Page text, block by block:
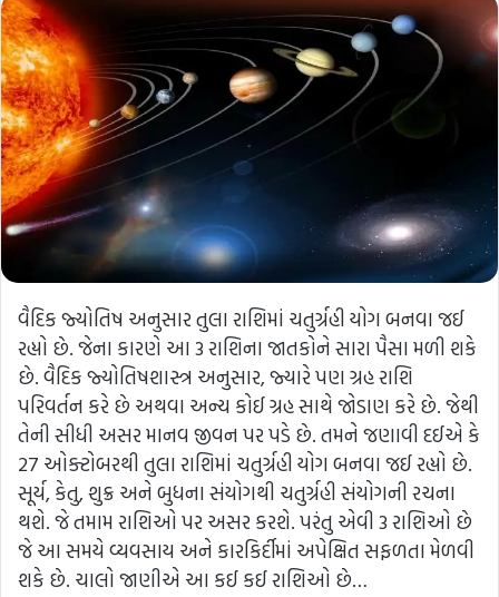
વૈદિક જ્યોતિષ અનુસાર તુલા રાશિમાં ચતુર્ગ્રહી યોગ બનવા જઈ
રહ્યો છે. જેના કારણે આ 3 રાશિના જાતકોને સારા પૈસા મળી શકે
છે. વૈદિક જ્યોતિષશાસ્ત્ર અનુસાર, જ્યારે પણ ગ્રહ રાશિ
પરિવર્તન કરે છે અથવા અન્ય કોઈ ગ્રહ સાથે જોડાણ કરે છે. જેથી
તેની સીધી અસર માનવ જીવન પર પડે છે. તમને જણાવી દઈએ કે
27 ઓક્ટોબરથી તુલા રાશિમાં ચતુર્ગ્રહી યોગ બનવા જઈ રહ્યો છે.
સૂર્ય, કેતુ, શુક્ર અને બુધના સંયોગથી ચતુર્ગ્રહી સંયોગની રચના
થશે. જે તમામ રાશિઓ પર અસર કરશે. પરંતુ એવી 3 રાશિઓ છે
જે આ સમયે વ્યવસાય અને કારકિર્દીમાં અપેક્ષિત સફળતા મેળવી
શકે છે. ચાલો જાણીએ આ કઈ કઈ રાશિઓ છે…